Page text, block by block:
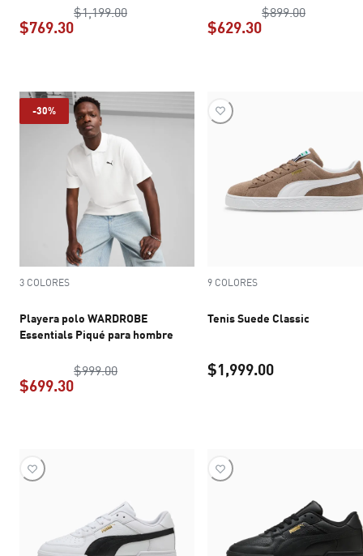
$1,199.00precio original $1,199.00
$769.30
$899.00precio
$629.30
-30%
3 COLORES
Playera polo WARDROBE
Essentials Piqué para hombre
$999.00precio original $999.00
$699.30
9 COLORES
Tenis Suede Classic
$1,999.00